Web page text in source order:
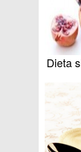
Dieta